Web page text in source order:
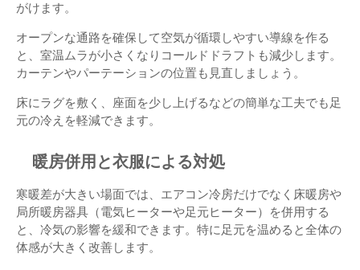
がけます。
オープンな通路を確保して空気が循環しやすい導線を作る
と、室温ムラが小さくなりコールドドラフトも減少します。
カーテンやパーテーションの位置も見直しましょう。
床にラグを敷く、座面を少し上げるなどの簡単な工夫でも足
元の冷えを軽減できます。
暖房併用と衣服による対処
寒暖差が大きい場面では、エアコン冷房だけでなく床暖房や
局所暖房器具（電気ヒーターや足元ヒーター）を併用する
と、冷気の影響を緩和できます。特に足元を温めると全体の
体感が大きく改善します。